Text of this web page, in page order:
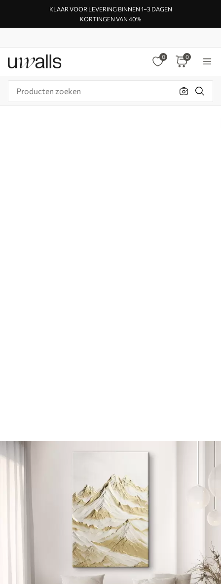
KLAAR VOOR LEVERING BINNEN 1–3 DAGEN
KORTINGEN VAN 40%
0 0